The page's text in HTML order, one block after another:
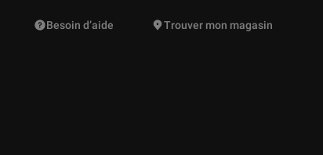
Des suggestions de produits vont vous être proposées
Besoin d’aide Trouver mon magasin